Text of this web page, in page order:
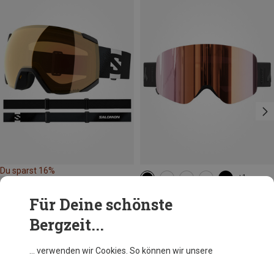
Du sparst 16%
+1
Tripoint
Für Deine schönste
Bergzeit...
… verwenden wir Cookies. So können wir unsere